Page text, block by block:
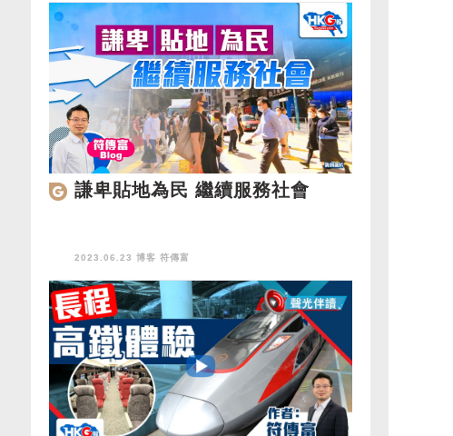
謙卑貼地為民 繼續服務社會
2023.06.23 博客 符傳富